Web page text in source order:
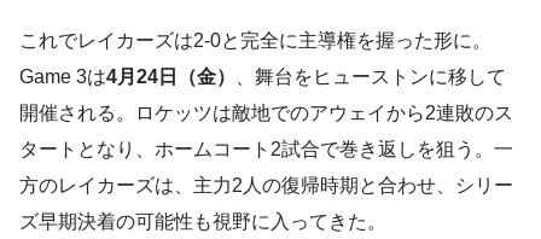
これでレイカーズは2-0と完全に主導権を握った形に。
Game 3は4月24日（金）
、舞台をヒューストンに移して
開催される。ロケッツは敵地でのアウェイから2連敗のス
タートとなり、ホームコート2試合で巻き返しを狙う。一
方のレイカーズは、主力2人の復帰時期と合わせ、シリー
ズ早期決着の可能性も視野に入ってきた。